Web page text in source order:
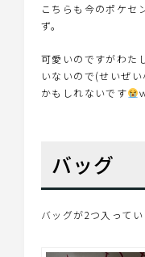
こちらも今のポケセ
ず。
可愛いのですがわた
いないので(せいぜ
かもしれないです
バッグ
バッグが2つ入ってい